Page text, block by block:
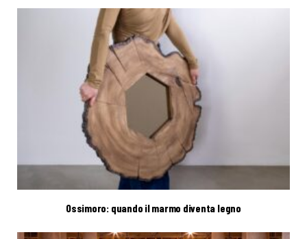
Ossimoro: quando il marmo diventa legno